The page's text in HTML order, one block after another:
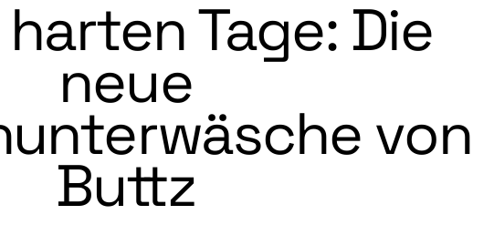
Tage: Die
neue
von
Buttz